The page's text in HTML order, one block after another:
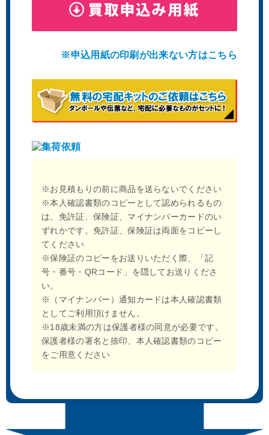
※申込用紙の印刷が出来ない方はこちら
※お見積もりの前に商品を送らないでください
※本人確認書類のコピーとして認められるもの
は、免許証、保険証、マイナンバーカードのい
ずれかです。免許証、保険証は両面をコピーし
てください
※保険証のコピーをお送りいただく際、「記
号・番号・QRコード」を隠してお送りくださ
い。
※（マイナンバー）通知カードは本人確認書類
としてご利用頂けません。
※18歳未満の方は保護者様の同意が必要です。
保護者様の署名と捺印、本人確認書類のコピー
をご用意ください